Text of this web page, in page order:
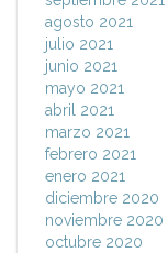
agosto 2021
julio 2021
junio 2021
mayo 2021
abril 2021
marzo 2021
febrero 2021
enero 2021
diciembre 2020
noviembre 2020
octubre 2020